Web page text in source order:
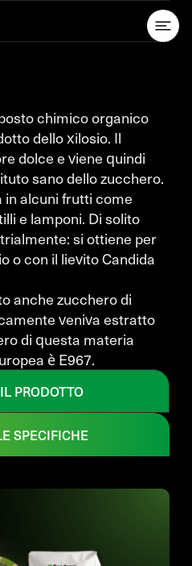
chimico organico
dello xilosio. Il
dolce e viene quindi
sano dello zucchero.
in alcuni frutti come
e lamponi. Di solito
si ottiene per
o con il lievito Candida
anche zucchero di
veniva estratto
di questa materia
è E967.
PRODOTTO
SPECIFICHE